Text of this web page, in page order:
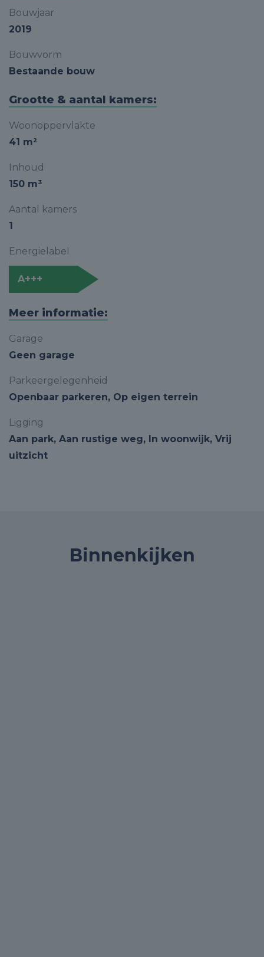
Bouwjaar
2019
Bouwvorm
Bestaande bouw
Grootte & aantal kamers:
Woonoppervlakte
41 m²
Inhoud
150 m³
Aantal kamers
1
Energielabel
A+++
Meer informatie:
Garage
Geen garage
Parkeergelegenheid
Openbaar parkeren, Op eigen terrein
Ligging
Aan park, Aan rustige weg, In woonwijk, Vrij
uitzicht
Binnenkijken